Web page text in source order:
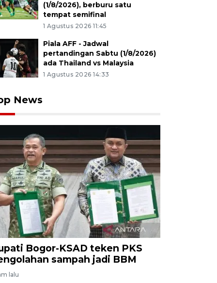
(1/8/2026), berburu satu
tempat semifinal
1 Agustus 2026 11:45
Piala AFF - Jadwal
pertandingan Sabtu (1/8/2026)
ada Thailand vs Malaysia
1 Agustus 2026 14:33
News
Bogor-KSAD teken PKS
sampah jadi BBM
lalu